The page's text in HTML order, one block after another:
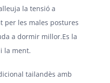
la tensió a
per les males postures
a dormir millor.Es la
la ment.
tailandès amb